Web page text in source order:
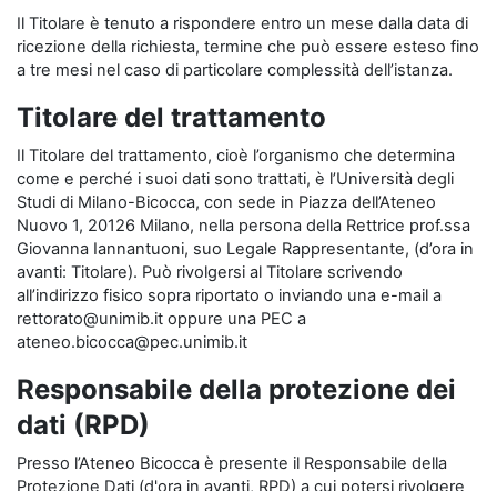
Il Titolare è tenuto a rispondere entro un mese dalla data di
ricezione della richiesta, termine che può essere esteso fino
a tre mesi nel caso di particolare complessità dell’istanza.
Titolare del trattamento
Il Titolare del trattamento, cioè l’organismo che determina
come e perché i suoi dati sono trattati, è l’Università degli
Studi di Milano-Bicocca, con sede in Piazza dell’Ateneo
Nuovo 1, 20126 Milano, nella persona della Rettrice prof.ssa
Giovanna Iannantuoni, suo Legale Rappresentante, (d’ora in
avanti: Titolare). Può rivolgersi al Titolare scrivendo
all’indirizzo fisico sopra riportato o inviando una e-mail a
rettorato@unimib.it oppure una PEC a
ateneo.bicocca@pec.unimib.it
Responsabile della protezione dei
dati (RPD)
Presso l’Ateneo Bicocca è presente il Responsabile della
Protezione Dati (d'ora in avanti, RPD) a cui potersi rivolgere